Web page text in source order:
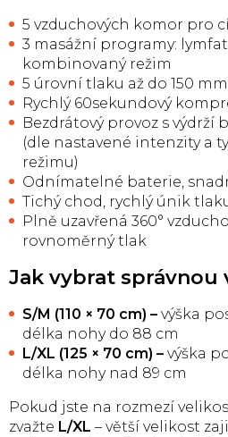
5 vzduchových komor pro
3 masážní programy:
kombinovaný režim
5 úrovní tlaku až do 150
Rychlý 60sekundový
Bezdrátový provoz s výdrží
(dle nastavené intenzity a
režimu)
Odnímatelné baterie,
Tichý chod, rychlý únik
Plně uzavřená 360°
rovnoměrný tlak
Jak vybrat správnou
S/M (110 × 70 cm) – výška
délka nohy do 88 cm
L/XL (125 × 70 cm) – výška
délka nohy nad 89 cm
Pokud jste na rozmezí
zvažte L/XL – větší velikost